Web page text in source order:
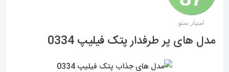
/ 100
امتیاز سئو
مدل های پر طرفدارپتک فیلیپ